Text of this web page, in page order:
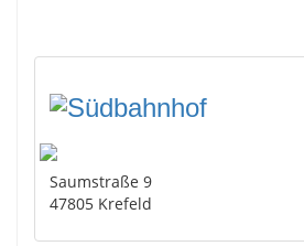
Saumstraße 9
47805 Krefeld